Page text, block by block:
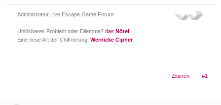
Administrator Live Escape Game Forum
Unlösbares Problem oder Dilemma? das Nötel
Eine neue Art der Chiffrierung: Wernicke Cipher
Zitieren #1